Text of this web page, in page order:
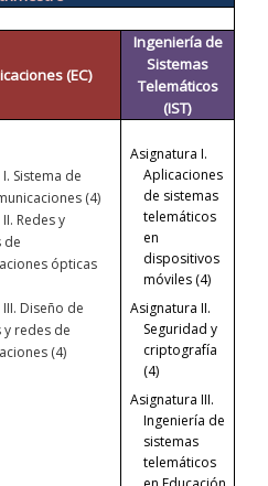
(EC)
Ingeniería de
Sistemas
Telemáticos
(IST)
Sistema de
(4)
Redes y
de
ópticas
Diseño de
y redes de
(4)
Asignatura I.
Aplicaciones
de sistemas
telemáticos
en
dispositivos
móviles (4)
Asignatura II.
Seguridad y
criptografía
(4)
Asignatura III.
Ingeniería de
sistemas
telemáticos